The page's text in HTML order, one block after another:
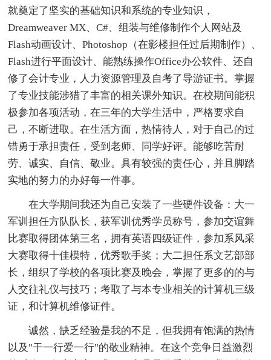
就奠定了坚实的基础知识和系统的专业知识，
Dreamweaver MX、C#、组装与维修制作个人网站及
Flash动画设计、Photoshop（在影楼担任过后期制作）、
Flash进行平面设计、能熟练操作Office办公软件、还自
修了会计专业，人力资源管理及自考了导游证书。掌握
了专业技能涉猎了丰富的相关课外知识。在校期间能积
极参加各项活动，在三年的大学生活中，严格要求自
己，不断进取。在生活方面，热情待人，对于自己的过
错勇于承担责任，受到老师、同学好评。能够吃苦耐
劳、诚实、自信、敬业。具有较强的责任心，并且脚踏
实地的努力的办好每一件事。
在大学期间我还为自己安装了一些硬件设备：大一
军训担任方队队长，获军训优秀学员称号，参加交谊舞
比赛取得团体第三名，拥有英语四级证件，参加系风采
大赛取得十佳模特，优秀歌手奖；大二担任系文艺部部
长，组织了学校的各项比赛及晚会，掌握了更多的的与
人交往礼仪与技巧；考取了与本专业相关的计算机三级
证，和计算机维修证件。
诚然，缺乏经验是我的不足，但我拥有饱满的热情
以及"干一行爱一行"的敬业精神。在这个竞争日益激烈